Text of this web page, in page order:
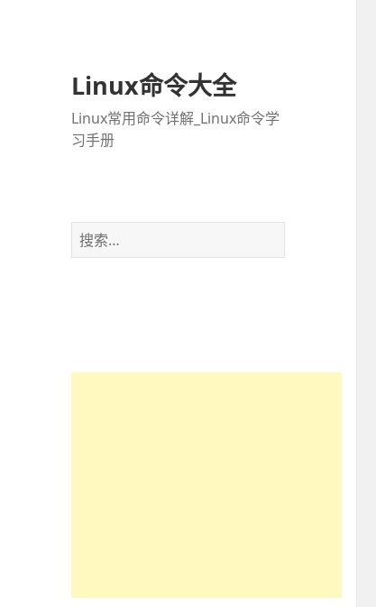
Linux命令大全
Linux常用命令详解_Linux命令学
习手册
搜
索